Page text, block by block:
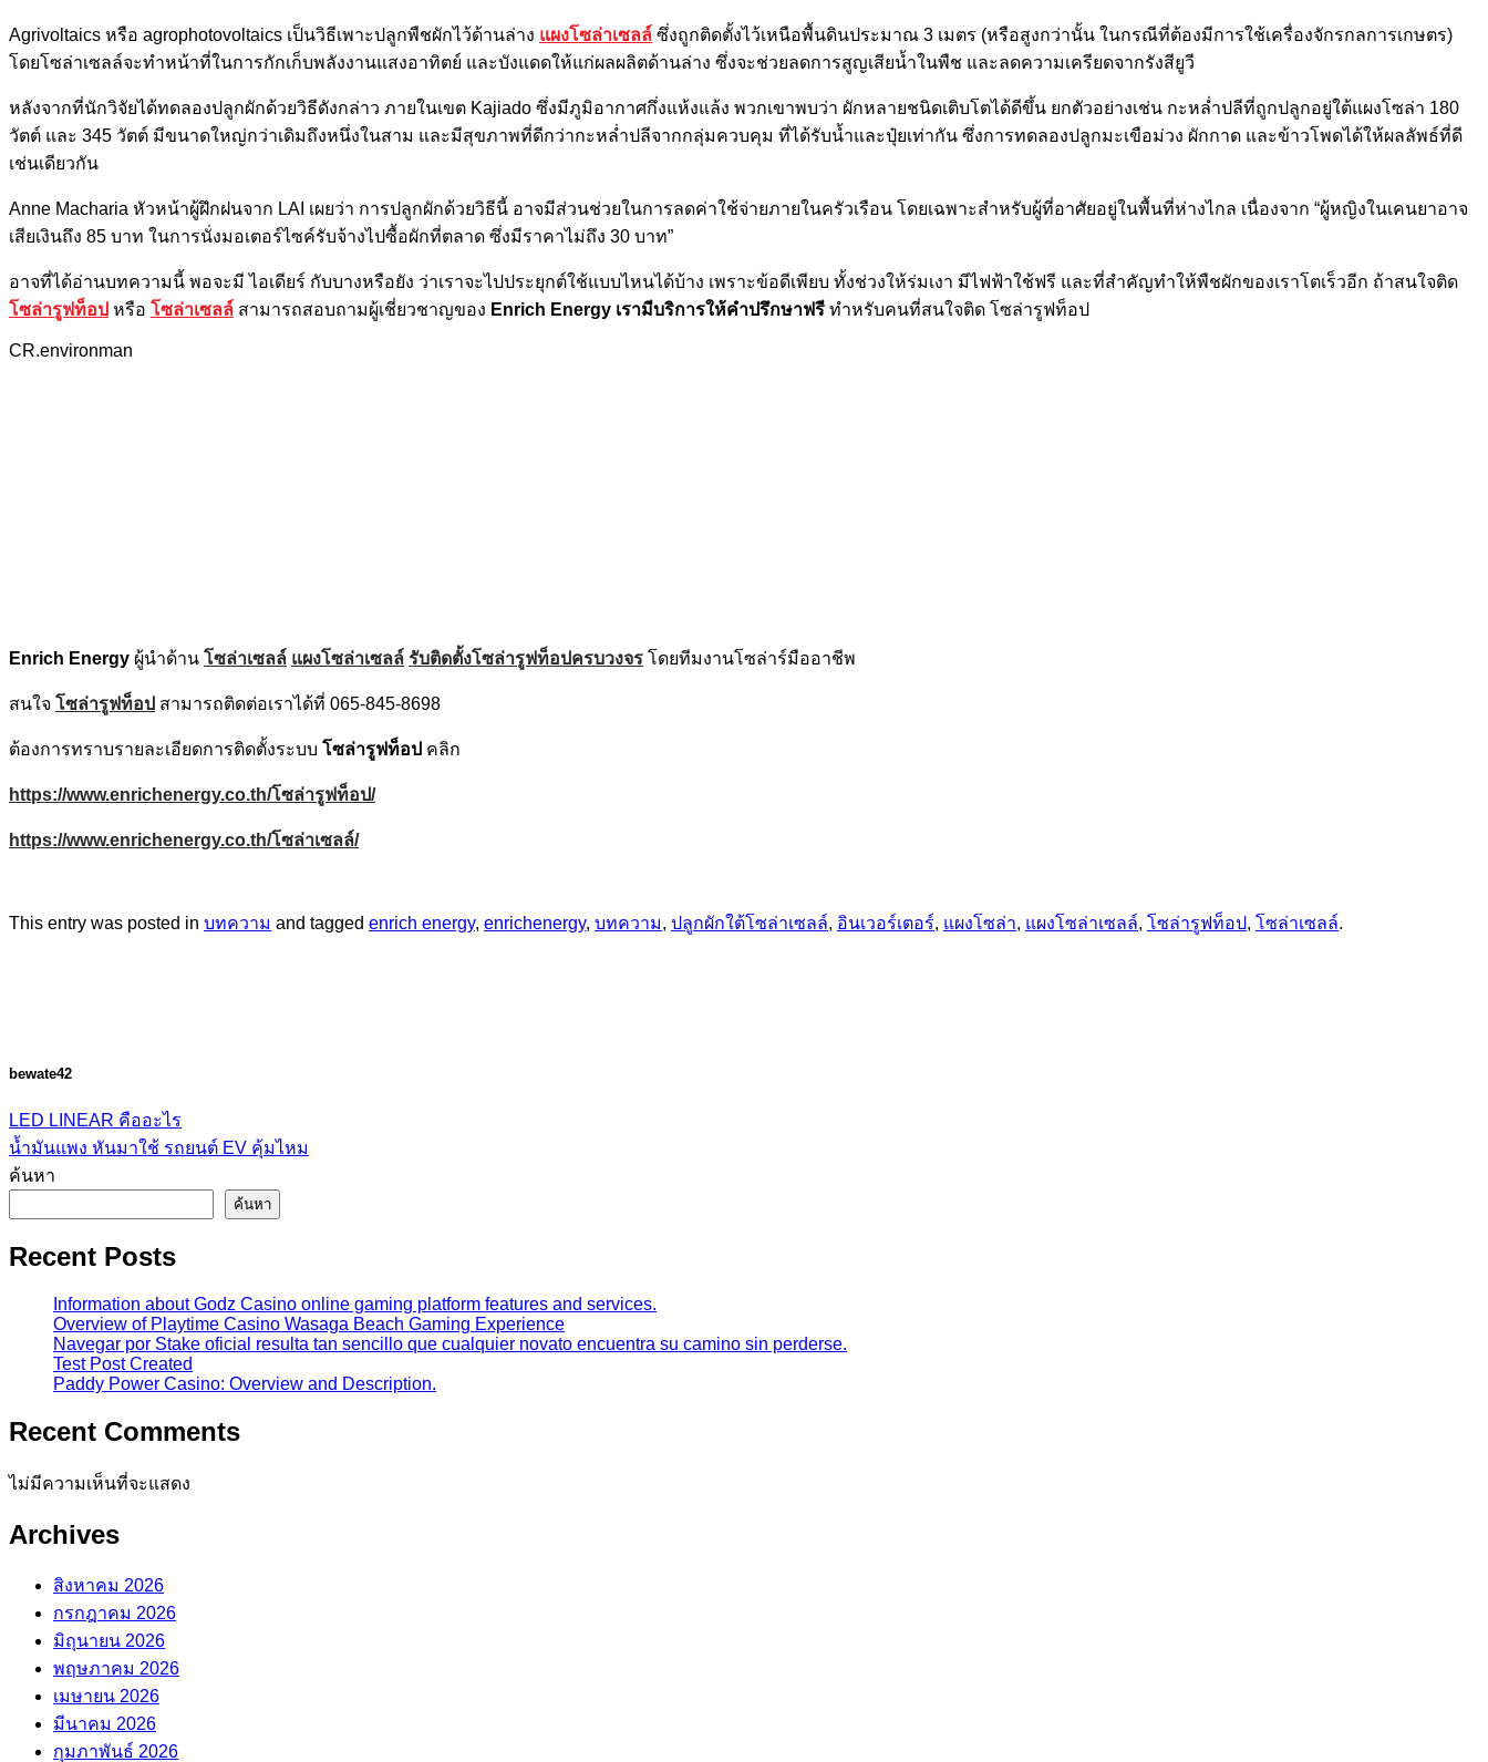
Agrivoltaics หรือ agrophotovoltaics เป็นวิธีเพาะปลูกพืชผักไว้ด้านล่าง แผงโซล่าเซลล์ ซึ่งถูกติดตั้งไว้เหนือพื้นดินประมาณ 3 เมตร (หรือสูงกว่านั้น ในกรณีที่ต้องมีการใช้เครื่องจักรกลการเกษตร)
โดยโซล่าเซลล์จะทำหน้าที่ในการกักเก็บพลังงานแสงอาทิตย์ และบังแดดให้แก่ผลผลิตด้านล่าง ซึ่งจะช่วยลดการสูญเสียน้ำในพืช และลดความเครียดจากรังสียูวี
หลังจากที่นักวิจัยได้ทดลองปลูกผักด้วยวิธีดังกล่าว ภายในเขต Kajiado ซึ่งมีภูมิอากาศกึ่งแห้งแล้ง พวกเขาพบว่า ผักหลายชนิดเติบโตได้ดีขึ้น ยกตัวอย่างเช่น กะหล่ำปลีที่ถูกปลูกอยู่ใต้แผงโซล่า 180
วัตต์ และ 345 วัตต์ มีขนาดใหญ่กว่าเดิมถึงหนึ่งในสาม และมีสุขภาพที่ดีกว่ากะหล่ำปลีจากกลุ่มควบคุม ที่ได้รับน้ำและปุ๋ยเท่ากัน ซึ่งการทดลองปลูกมะเขือม่วง ผักกาด และข้าวโพดได้ให้ผลลัพธ์ที่ดี
เช่นเดียวกัน
Anne Macharia หัวหน้าผู้ฝึกฝนจาก LAI เผยว่า การปลูกผักด้วยวิธีนี้ อาจมีส่วนช่วยในการลดค่าใช้จ่ายภายในครัวเรือน โดยเฉพาะสำหรับผู้ที่อาศัยอยู่ในพื้นที่ห่างไกล เนื่องจาก “ผู้หญิงในเคนยาอาจ
เสียเงินถึง 85 บาท ในการนั่งมอเตอร์ไซค์รับจ้างไปซื้อผักที่ตลาด ซึ่งมีราคาไม่ถึง 30 บาท”
อาจที่ได้อ่านบทความนี้ พอจะมี ไอเดียร์ กับบางหรือยัง ว่าเราจะไปประยุกต์ใช้แบบไหนได้บ้าง เพราะข้อดีเพียบ ทั้งช่วงให้ร่มเงา มีไฟฟ้าใช้ฟรี และที่สำคัญทำให้พืชผักของเราโตเร็วอีก ถ้าสนใจติด
โซล่ารูฟท็อป หรือ โซล่าเซลล์ สามารถสอบถามผู้เชี่ยวชาญของ Enrich Energy เรามีบริการให้คำปรึกษาฟรี ทำหรับคนที่สนใจติด โซล่ารูฟท็อป
CR.environman
Enrich Energy ผู้นำด้าน โซล่าเซลล์ แผงโซล่าเซลล์ รับติดตั้งโซล่ารูฟท็อปครบวงจร โดยทีมงานโซล่าร์มืออาชีพ
สนใจ โซล่ารูฟท็อป สามารถติดต่อเราได้ที่ 065-845-8698
ต้องการทราบรายละเอียดการติดตั้งระบบ โซล่ารูฟท็อป คลิก
https://www.enrichenergy.co.th/โซล่ารูฟท็อป/
https://www.enrichenergy.co.th/โซล่าเซลล์/
This entry was posted in บทความ and tagged enrich energy, enrichenergy, บทความ, ปลูกผักใต้โซล่าเซลล์, อินเวอร์เตอร์, แผงโซล่า, แผงโซล่าเซลล์, โซล่ารูฟท็อป, โซล่าเซลล์.
bewate42
LED LINEAR คืออะไร
น้ำมันแพง หันมาใช้ รถยนต์ EV คุ้มไหม
ค้นหา
ค้นหา
Recent Posts
Information about Godz Casino online gaming platform features and services.
Overview of Playtime Casino Wasaga Beach Gaming Experience
Navegar por Stake oficial resulta tan sencillo que cualquier novato encuentra su camino sin perderse.
Test Post Created
Paddy Power Casino: Overview and Description.
Recent Comments
ไม่มีความเห็นที่จะแสดง
Archives
สิงหาคม 2026
กรกฎาคม 2026
มิถุนายน 2026
พฤษภาคม 2026
เมษายน 2026
มีนาคม 2026
กุมภาพันธ์ 2026